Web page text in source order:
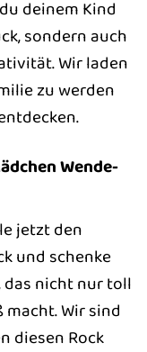
deinem Kind
sondern auch
Wir laden
zu werden
Wende-
jetzt den
und schenke
das nicht nur toll
Wir sind
diesen Rock